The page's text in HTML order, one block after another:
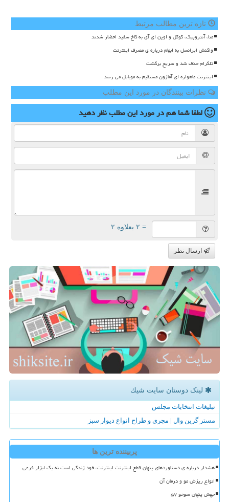
تازه ترین مطالب مرتبط
متا، آنتروپیک، گوگل و اوپن ای آی به کاخ سفید احضار شدند
واکنش ایرانسل به ابهام درباره ی مصرف اینترنت
تلگرام حذف شد و سریع برگشت
اینترنت ماهواره ای آمازون مستقیم به موبایل می رسد
نظرات بینندگان در مورد این مطلب
لطفا شما همدر مورد این مطلبنظر دهید
= ۲ بعلاوه ۲
ارسال نظر
لینک دوستان سایت شیك
تبلیغات انتخابات مجلس
مستر گرین وال | مجری و طراح انواع دیوار سبز
پربیننده ترین ها
هشدار درباره ی دستاوردهای پنهان قطع اینترنت اینترنت، خود زندگی است نه یک ابزار فرعی
انواع ریزش مو و درمان آن
جهش پنهان سوخو ۵۷